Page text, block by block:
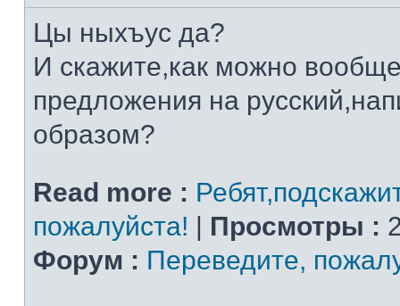
Цы ныхъус да?
И скажите,как можно
предложения на
образом?
Read more :
пожалуйста! | Просмотры :
Форум : Переведите,